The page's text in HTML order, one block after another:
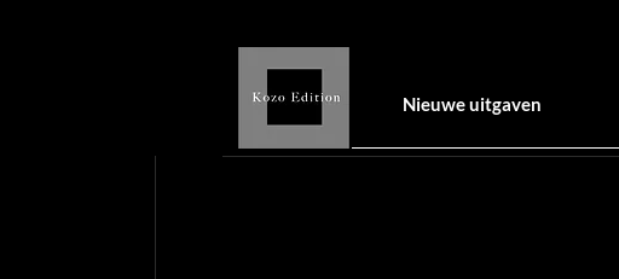
Nieuwe uitgaven